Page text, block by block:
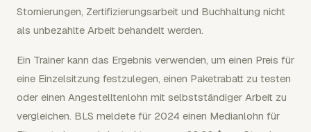
Stornierungen, Zertifizierungsarbeit und Buchhaltung nicht
als unbezahlte Arbeit behandelt werden.
Ein Trainer kann das Ergebnis verwenden, um einen Preis für
eine Einzelsitzung festzulegen, einen Paketrabatt zu testen
oder einen Angestelltenlohn mit selbstständiger Arbeit zu
vergleichen. BLS meldete für 2024 einen Medianlohn für